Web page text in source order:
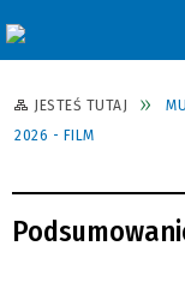
JESTEŚ TUTAJ
2026 - FILM